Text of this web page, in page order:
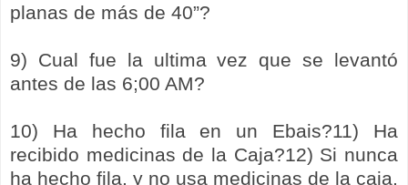
planas de más de 40”?
9) Cual fue la ultima vez que se levantó
antes de las 6;00 AM?
10) Ha hecho fila en un Ebais?11) Ha
recibido medicinas de la Caja?12) Si nunca
ha hecho fila, y no usa medicinas de la caja,